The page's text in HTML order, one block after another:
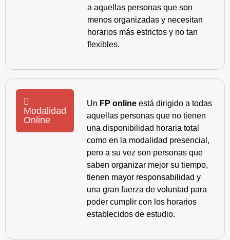
a aquellas personas que son
menos organizadas y necesitan
horarios más estrictos y no tan
flexibles.
Modalidad
Online
Un FP online está dirigido a todas
aquellas personas que no tienen
una disponibilidad horaria total
como en la modalidad presencial,
pero a su vez son personas que
saben organizar mejor su tiempo,
tienen mayor responsabilidad y
una gran fuerza de voluntad para
poder cumplir con los horarios
establecidos de estudio.